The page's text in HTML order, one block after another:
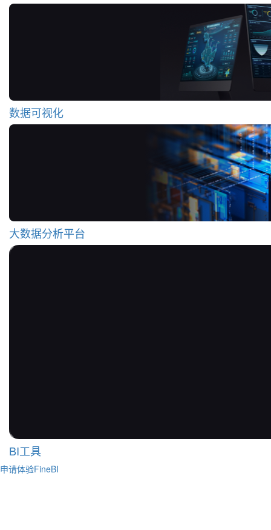
数据可视化
大数据分析平台
BI工具
申请体验FineBI